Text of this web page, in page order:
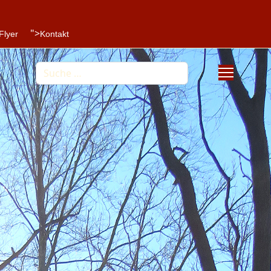
">Kontakt
Suchen
Type 2 or more characters for results.